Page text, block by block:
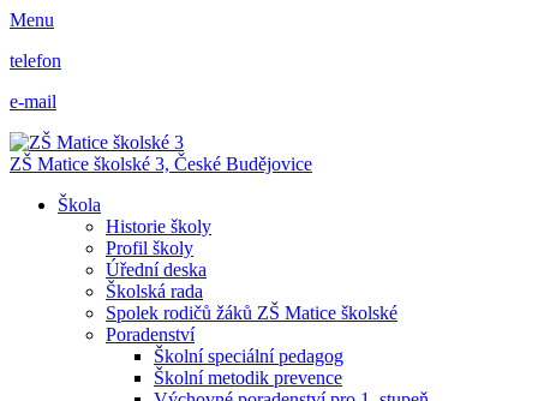
Menu
telefon
e-mail
ZŠ Matice školské 3, České Budějovice
Škola
Historie školy
Profil školy
Úřední deska
Školská rada
Spolek rodičů žáků ZŠ Matice školské
Poradenství
Školní speciální pedagog
Školní metodik prevence